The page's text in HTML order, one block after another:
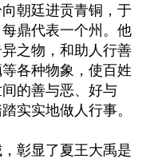
朝廷进贡青铜，于
鼎代表一个州。他
之物，和助人行善
各种物象，使百姓
的善与恶、好与
实实地做人行事。
彰显了夏王大禹是